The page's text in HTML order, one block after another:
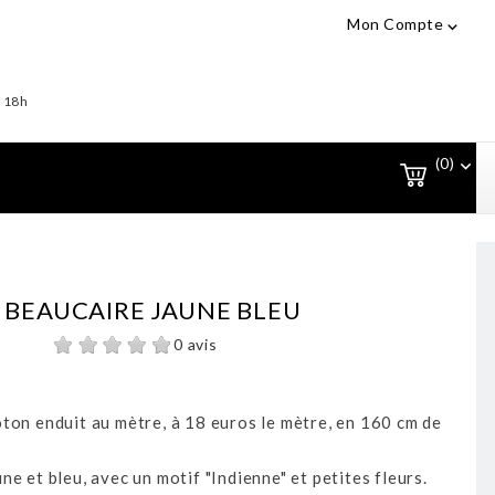
Mon Compte 
(0) 
JAUNE BLEU
0 avis
enduit au mètre, à 18 euros le mètre, en 160 cm de
et bleu, avec un motif "Indienne" et petites fleurs.